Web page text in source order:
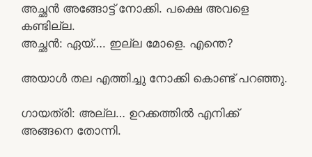
അച്ഛൻ അങ്ങോട്ട് നോക്കി. പക്ഷെ അവളെ
കണ്ടില്ല.
അച്ഛൻ: ഏയ്…. ഇല്ല മോളെ. എന്തെ?
അയാൾ തല എത്തിച്ചു നോക്കി കൊണ്ട് പറഞ്ഞു.
ഗായത്രി: അല്ല… ഉറക്കത്തിൽ എനിക്ക്
അങ്ങനെ തോന്നി.